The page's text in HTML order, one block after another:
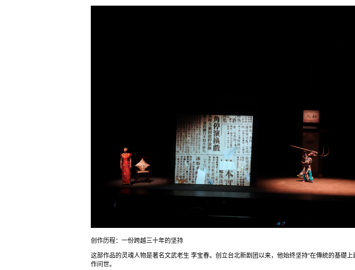
创作历程：一份跨越三十年的坚持
这部作品的灵魂人物是著名文武老生 李宝春。创立台北新剧团以来，他始终坚持“在傳統的基礎上
作问世。